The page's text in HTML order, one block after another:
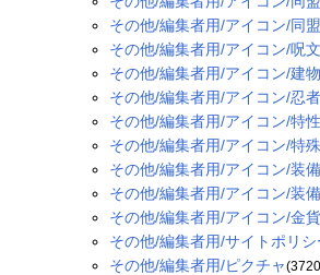
その他/編集者用/アイコン/同
その他/編集者用/アイコン/呪文
その他/編集者用/アイコン/建物
その他/編集者用/アイコン/忍
その他/編集者用/アイコン/特性
その他/編集者用/アイコン/特
その他/編集者用/アイコン/装備
その他/編集者用/アイコン/装
その他/編集者用/アイコン/金貨
その他/編集者用/サイトポリシ
その他/編集者用/ピクチャ